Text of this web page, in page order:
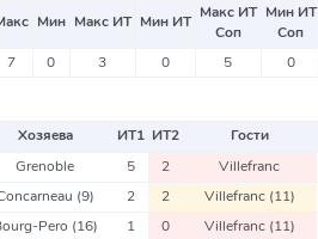
Мин Макс ИТ Мин ИТ Макс ИТ
Соп
Мин ИТ
Соп
7 0 3 0 5 0
Хозяева ИТ1 ИТ2 Гости
Grenoble 5 2 Villefranc
(9) 2 2 Villefranc (11)
Pero (16) 1 0 Villefranc (11)